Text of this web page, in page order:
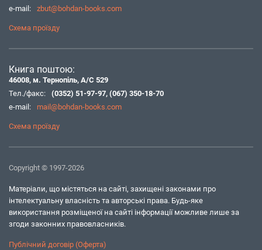
e-mail:
zbut@bohdan-books.com
Схема проїзду
Книга поштою:
46008, м. Тернопіль, А/С 529
Тел./факс:
(0352) 51-97-97, (067) 350-18-70
e-mail:
mail@bohdan-books.com
Схема проїзду
Copyright © 1997-2026
Матеріали, що містяться на сайті, захищені законами про
інтелектуальну власність та авторські права. Будь-яке
використання розміщеної на сайті інформації можливе лише за
згоди законних правовласників.
Публічний договір (Оферта)